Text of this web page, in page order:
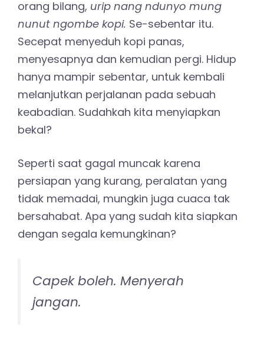
orang bilang, urip nang ndunyo mung
nunut ngombe kopi. Se-sebentar itu.
Secepat menyeduh kopi panas,
menyesapnya dan kemudian pergi. Hidup
hanya mampir sebentar, untuk kembali
melanjutkan perjalanan pada sebuah
keabadian. Sudahkah kita menyiapkan
bekal?
Seperti saat gagal muncak karena
persiapan yang kurang, peralatan yang
tidak memadai, mungkin juga cuaca tak
bersahabat. Apa yang sudah kita siapkan
dengan segala kemungkinan?
Capek boleh. Menyerah
jangan.